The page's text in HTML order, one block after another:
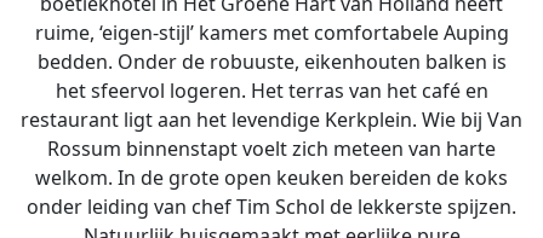
ruime, ‘eigen-stijl’ kamers met comfortabele Auping
bedden. Onder de robuuste, eikenhouten balken is
het sfeervol logeren. Het terras van het café en
restaurant ligt aan het levendige Kerkplein. Wie bij Van
Rossum binnenstapt voelt zich meteen van harte
welkom. In de grote open keuken bereiden de koks
onder leiding van chef Tim Schol de lekkerste spijzen.